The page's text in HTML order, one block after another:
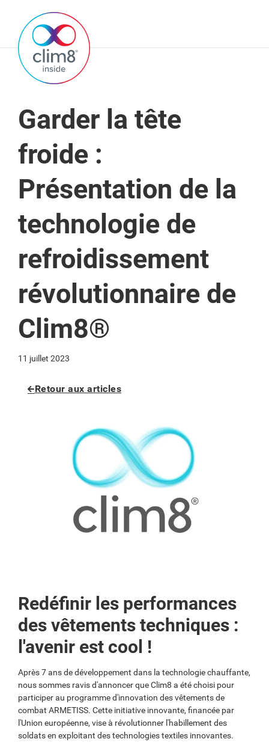
Garder la tête
froide :
Présentation de la
technologie de
refroidissement
révolutionnaire de
Clim8®
11 juillet 2023
Retour aux articles
Redéfinir les performances
des vêtements techniques :
l'avenir est cool !
Après 7 ans de développement dans la technologie chauffante,
nous sommes ravis d'annoncer que Clim8 a été choisi pour
participer au programme d'innovation des vêtements de
combat ARMETISS. Cette initiative innovante, financée par
l'Union européenne, vise à révolutionner l'habillement des
soldats en exploitant des technologies textiles innovantes.